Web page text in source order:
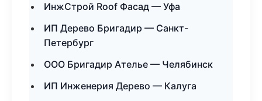
ИнжСтрой Roof Фасад — Уфа
ИП Дерево Бригадир — Санкт-
Петербург
ООО Бригадир Ателье — Челябинск
ИП Инженерия Дерево — Калуга